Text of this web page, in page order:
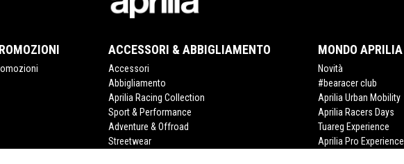
ACCESSORI & ABBIGLIAMENTO
Accessori
Abbigliamento
Aprilia Racing Collection
Sport & Performance
Adventure & Offroad
Streetwear
MONDO APRILIA
Novità
#bearacer club
Aprilia Urban Mobility
Aprilia Racers Days
Tuareg Experience
Aprilia Pro Experience